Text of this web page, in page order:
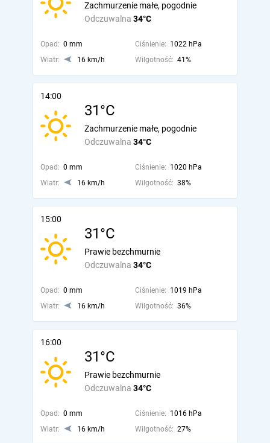
Odczuwalna 34°C
Zachmurzenie małe, pogodnie
Opad: 0 mm Ciśnienie: 1022 hPa
Wiatr:
16 km/h Wilgotność: 41%
14:00
31°C
Odczuwalna 34°C
Zachmurzenie małe, pogodnie
Opad: 0 mm Ciśnienie: 1020 hPa
Wiatr:
16 km/h Wilgotność: 38%
15:00
31°C
Odczuwalna 34°C
Prawie bezchmurnie
Opad: 0 mm Ciśnienie: 1019 hPa
Wiatr:
16 km/h Wilgotność: 36%
16:00
31°C
Odczuwalna 34°C
Prawie bezchmurnie
Opad: 0 mm Ciśnienie: 1016 hPa
Wiatr:
16 km/h Wilgotność: 27%